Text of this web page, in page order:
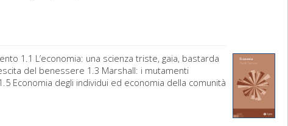
1.1 L’economia: una scienza triste, gaia, bastarda
del benessere 1.3 Marshall: i mutamenti
Economia degli individui ed economia della comunità